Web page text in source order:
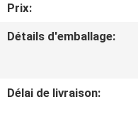
CONTRÔLE
DE
Prix:
Détails d'emballage:
Délai de livraison: